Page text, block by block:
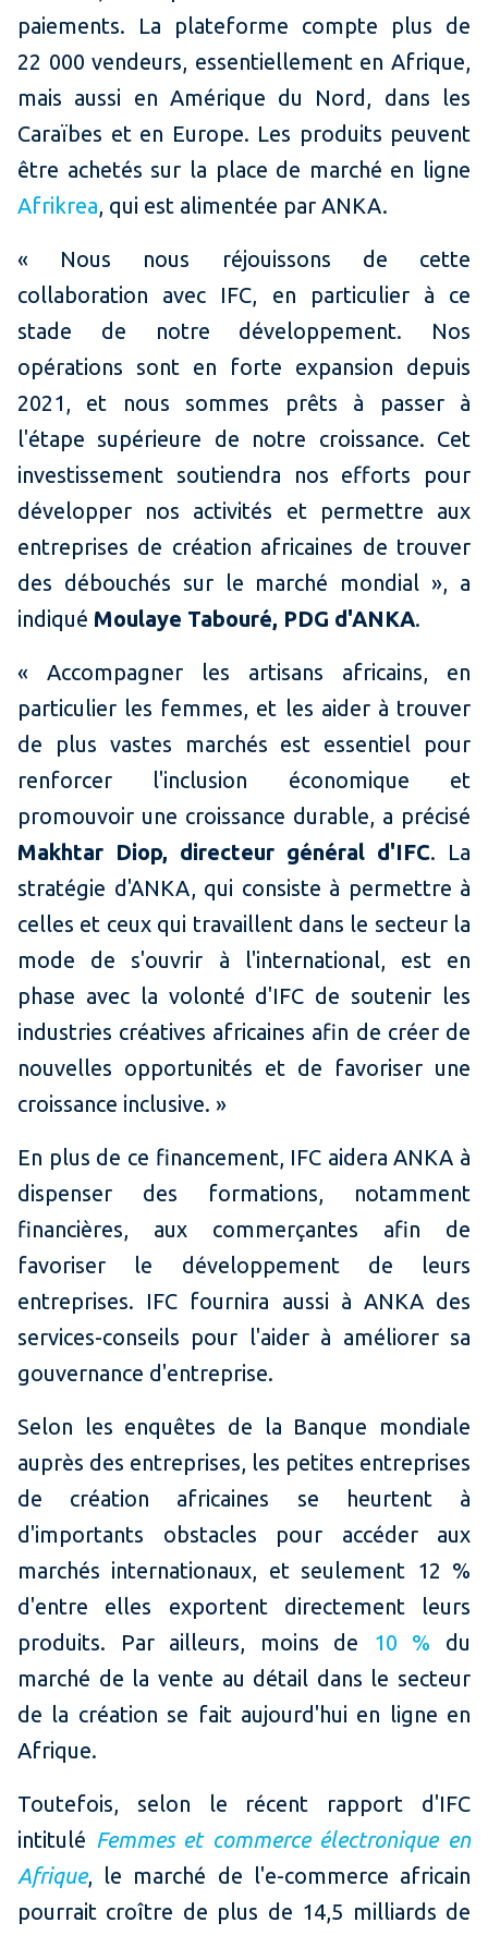
paiements. La plateforme compte plus de
22 000 vendeurs, essentiellement en Afrique,
mais aussi en Amérique du Nord, dans les
Caraïbes et en Europe. Les produits peuvent
être achetés sur la place de marché en ligne
Afrikrea , qui est alimentée par ANKA.
« Nous nous réjouissons de cette
collaboration avec IFC, en particulier à ce
stade de notre développement. Nos
opérations sont en forte expansion depuis
2021, et nous sommes prêts à passer à
l'étape supérieure de notre croissance. Cet
investissement soutiendra nos efforts pour
développer nos activités et permettre aux
entreprises de création africaines de trouver
des débouchés sur le marché mondial », a
indiqué Moulaye Tabouré, PDG d'ANKA.
« Accompagner les artisans africains, en
particulier les femmes, et les aider à trouver
de plus vastes marchés est essentiel pour
renforcer l'inclusion économique et
promouvoir une croissance durable, a précisé
Makhtar Diop, directeur général d'IFC. La
stratégie d'ANKA, qui consiste à permettre à
celles et ceux qui travaillent dans le secteur la
mode de s'ouvrir à l'international, est en
phase avec la volonté d'IFC de soutenir les
industries créatives africaines afin de créer de
nouvelles opportunités et de favoriser une
croissance inclusive. »
En plus de ce financement, IFC aidera ANKA à
dispenser des formations, notamment
financières, aux commerçantes afin de
favoriser le développement de leurs
entreprises. IFC fournira aussi à ANKA des
services-conseils pour l'aider à améliorer sa
gouvernance d'entreprise.
Selon les enquêtes de la Banque mondiale
auprès des entreprises, les petites entreprises
de création africaines se heurtent à
d'importants obstacles pour accéder aux
marchés internationaux, et seulement 12 %
d'entre elles exportent directement leurs
produits. Par ailleurs, moins de 10 % du
marché de la vente au détail dans le secteur
de la création se fait aujourd'hui en ligne en
Afrique.
Toutefois, selon le récent rapport d'IFC
intitulé Femmes et commerce électronique en
Afrique, le marché de l'e-commerce africain
pourrait croître de plus de 14,5 milliards de